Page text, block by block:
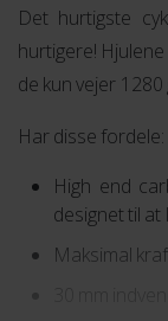
Det hurtigste
hurtigere!
de kun vejer
Har disse fordele:
High end
designet til at
Maksimal